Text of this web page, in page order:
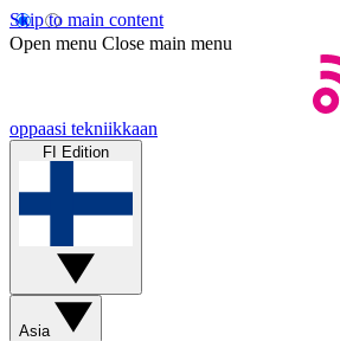
Skip to main content
Open menu Close main menu
oppaasi tekniikkaan
FI Edition
Asia